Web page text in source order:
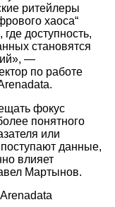
ритейлеры
хаоса“
доступность,
становятся
—
по работе
фокус
понятного
или
данные,
влияет
Мартынов.